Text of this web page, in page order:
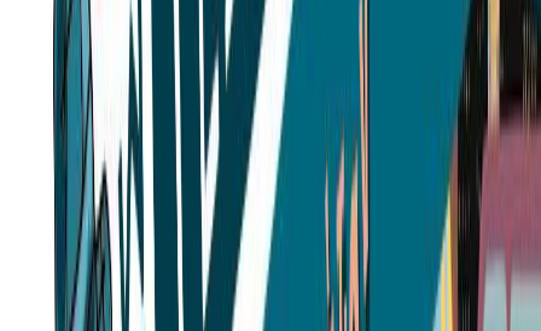
Πάτουικ αισθανόταν σαν φάντασμα. Όχι σαν αληθινό φάντασμα
όπως εμφανίζονταν στις ταινίες τρόμου, αλλά αισθανόταν όλο και
περισσότερο αόρατος. Οι φίλοι του τον απέφευγαν, δεν
απαντούσαν καν στα μηνύματά του. Το Μανχάταν έμοιαζε και αυτό
ακόμα πιο μεγάλο και μυστήριο. Ειδικά αφότου ο Πίτερ είδε με τα
μάτια του το περίφημο Xειρόγραφο Βόινιτς, ένα βιβλίο που δεν
μπορεί να αποκρυπτογραφήσει κανείς. Ξαφνικά, ήταν σαν κάποιος
να του έστελνε ένα μήνυμα. Ένα μήνυμα που δεν μπορούσε να
διαβάσει κανείς… Μήπως υπήρχε κι άλλο ένα φάντασμα στην Νέα
Υόρκη; Γίνετε κι εσείς Κατάσκοποι της Γεωγραφίας!